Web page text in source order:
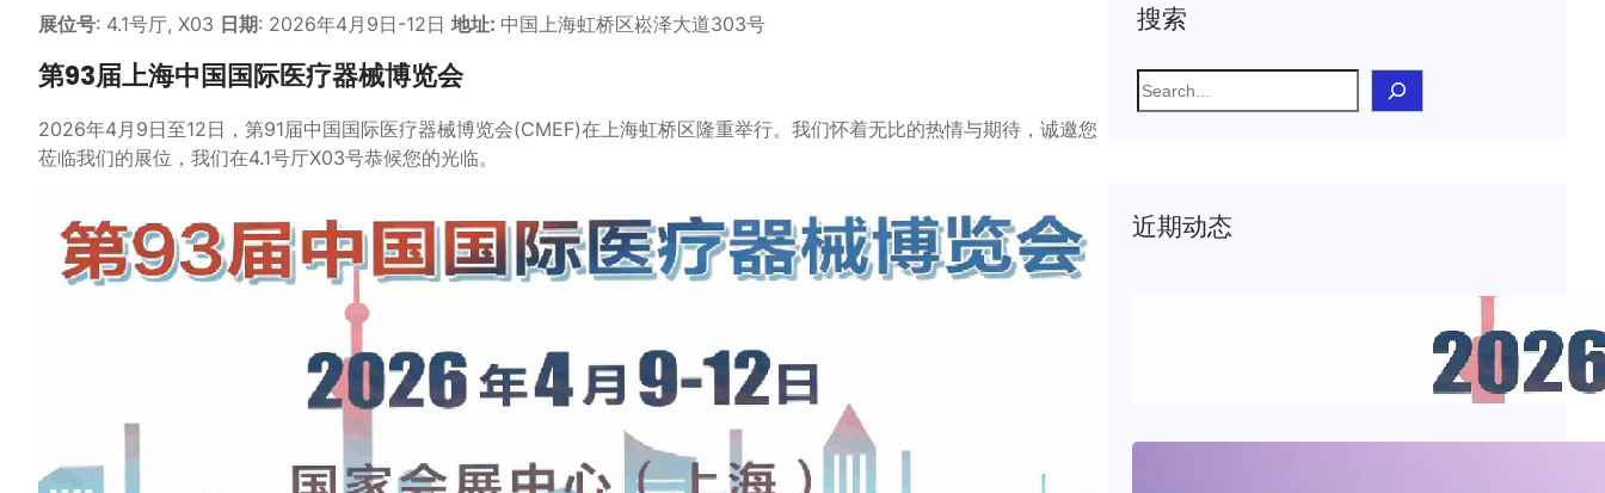
展位号: 4.1号厅, X03 日期: 2026年4月9日-12日 地址: 中国上海虹桥区崧泽大道303号
第93届上海中国国际医疗器械博览会
2026年4月9日至12日，第91届中国国际医疗器械博览会(CMEF)在上海虹桥区隆重举行。我们怀着无比的热情与期待，诚邀您
莅临我们的展位，我们在4.1号厅X03号恭候您的光临。
搜索
S
e
h
近期动态
2026年上海CMEF医疗器械博览会